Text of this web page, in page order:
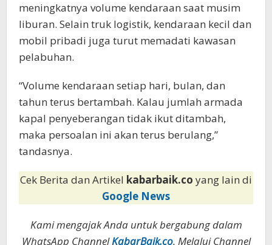
meningkatnya volume kendaraan saat musim
liburan. Selain truk logistik, kendaraan kecil dan
mobil pribadi juga turut memadati kawasan
pelabuhan.
“Volume kendaraan setiap hari, bulan, dan
tahun terus bertambah. Kalau jumlah armada
kapal penyeberangan tidak ikut ditambah,
maka persoalan ini akan terus berulang,”
tandasnya.
Cek Berita dan Artikel kabarbaik.co yang lain di
Google News
Kami mengajak Anda untuk bergabung dalam
WhatsApp ChannelKabarBaik.co. Melalui Channel